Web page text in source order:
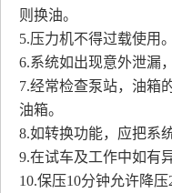
则换油。
5.压力机不得过载使用。
6.系统如出现意外泄漏
7.经常检查泵站，油箱
油箱。
8.如转换功能，应把系
9.在试车及工作中如有
10.保压10分钟允许降压